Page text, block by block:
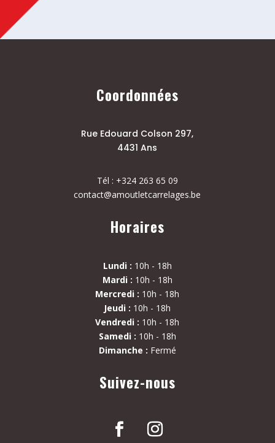
Coordonnées
Rue Edouard Colson 297,
4431 Ans
Tél : +324 263 65 09
contact@amoutletcarrelages.be
Horaires
Lundi : 10h - 18h
Mardi : 10h - 18h
Mercredi : 10h - 18h
Jeudi : 10h - 18h
Vendredi : 10h - 18h
Samedi : 10h - 18h
Dimanche : Fermé
Suivez-nous